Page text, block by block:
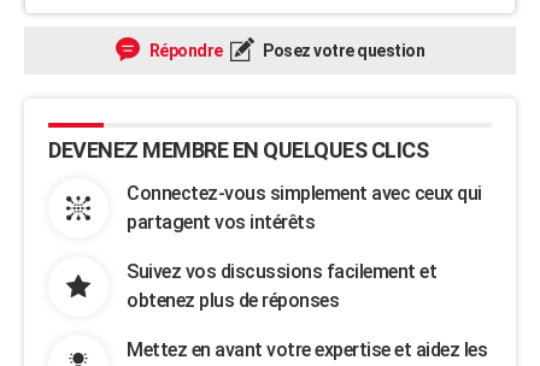
Répondre Posez votre question
DEVENEZ MEMBRE EN QUELQUES CLICS
Connectez-vous simplement avec ceux qui
partagent vos intérêts
Suivez vos discussions facilement et
obtenez plus de réponses
Mettez en avant votre expertise et aidez les